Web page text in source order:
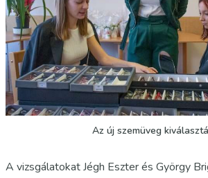
Az új szemüveg
A vizsgálatokat Jégh Eszter és György